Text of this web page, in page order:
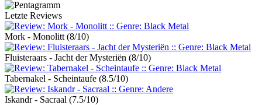
Letzte Reviews
Mork - Monolitt (8/10)
Fluisteraars - Jacht der Mysteriën (8/10)
Tabernakel - Scheintaufe (8.5/10)
Iskandr - Sacraal (7.5/10)